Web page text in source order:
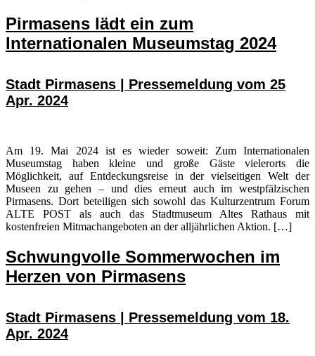
Pirmasens lädt ein zum
Internationalen Museumstag 2024
Stadt Pirmasens | Pressemeldung vom 25
Apr. 2024
Am 19. Mai 2024 ist es wieder soweit: Zum Internationalen
Museumstag haben kleine und große Gäste vielerorts die
Möglichkeit, auf Entdeckungsreise in der vielseitigen Welt der
Museen zu gehen – und dies erneut auch im westpfälzischen
Pirmasens. Dort beteiligen sich sowohl das Kulturzentrum Forum
ALTE POST als auch das Stadtmuseum Altes Rathaus mit
kostenfreien Mitmachangeboten an der alljährlichen Aktion. […]
Schwungvolle Sommerwochen im
Herzen von Pirmasens
Stadt Pirmasens | Pressemeldung vom 18.
Apr. 2024